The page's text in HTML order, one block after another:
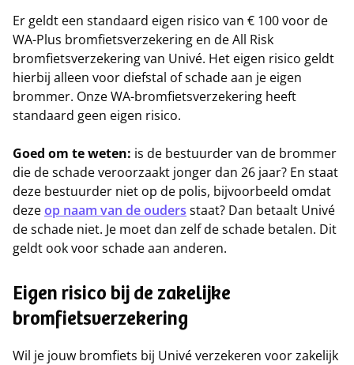
Er geldt een standaard eigen risico van € 100 voor de
WA-Plus bromfietsverzekering en de All Risk
bromfietsverzekering van Univé. Het eigen risico geldt
hierbij alleen voor diefstal of schade aan je eigen
brommer. Onze WA-bromfietsverzekering heeft
standaard geen eigen risico.
Goed om te weten: is de bestuurder van de brommer
die de schade veroorzaakt jonger dan 26 jaar? En staat
deze bestuurder niet op de polis, bijvoorbeeld omdat
dezeop naam van de ouders staat? Dan betaalt Univé
de schade niet. Je moet dan zelf de schade betalen. Dit
geldt ook voor schade aan anderen.
Eigen risico bij de zakelijke
bromfietsverzekering
Wil je jouw bromfiets bij Univé verzekeren voor zakelijk